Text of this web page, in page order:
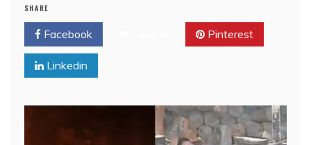
SHARE
Facebook Pinterest
Linkedin